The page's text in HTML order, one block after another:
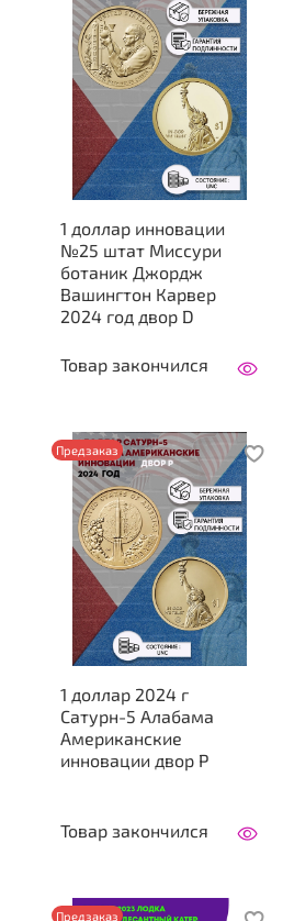
1 доллар инновации
№25 штат Миссури
ботаник Джордж
Вашингтон Карвер
2024 год двор D
Товар закончился
Предзаказ
1 доллар 2024 г
Сатурн-5 Алабама
Американские
инновации двор P
Товар закончился
Предзаказ